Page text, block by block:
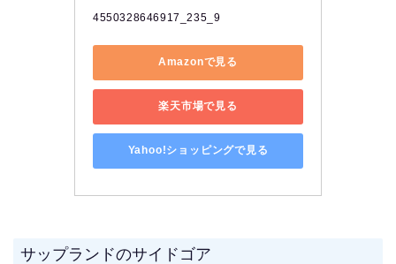
4550328646917_235_9
Amazonで見る
楽天市場で見る
Yahoo!ショッピングで見る
サップランドのサイドゴア